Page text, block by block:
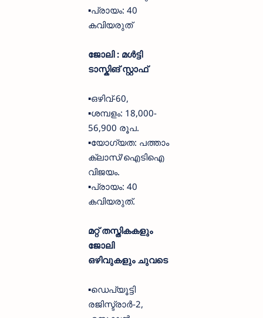
▪️പ്രായം: 40
കവിയരുത്
ജോലി : മൾട്ടി
ടാസ്കിങ് സ്റ്റാഫ്
▪️ഒഴിവ്-60,
▪️ശമ്പളം: 18,000-
56,900 രൂപ.
▪️യോഗ്യത: പത്താം
ക്ലാസ്/ഐടിഐ
വിജയം.
▪️പ്രായം: 40
കവിയരുത്.
മറ്റ് തസ്തികകളും
ജോലി
ഒഴിവുകളും ചുവടെ
▪️ഡെപ്യൂട്ടി
രജിസ്ട്രാർ-2,